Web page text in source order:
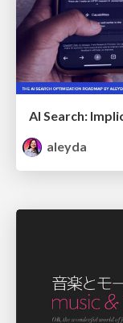
aleyda